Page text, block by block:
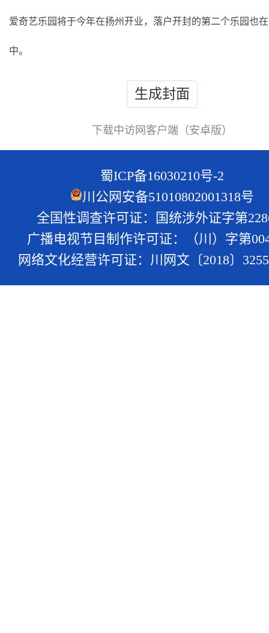
爱奇艺乐园将于今年在扬州开业，落户开封的第二个乐园也
中。
生成封面
下载中访网客户端（安卓版）
蜀ICP备16030210号-2
川公网安备51010802001318号
全国性调查许可证：国统涉外证字第
广播电视节目制作许可证：（川）字第
网络文化经营许可证：川网文〔2018〕